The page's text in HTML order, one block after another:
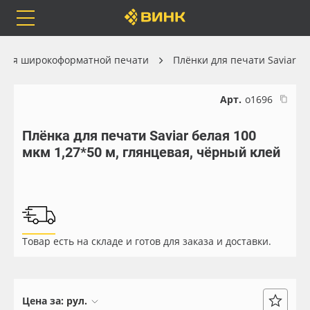
Каталог
Бренды
Доставка
Весь каталог
Самоклеящиеся плёнки
Листовые материалы
широкоформатной печати Плёнки для печати Saviar
Арт. о1696
Плёнка для печати Saviar белая 100
мкм 1,27*50 м, глянцевая, чёрный клей
Товар есть на складе и готов для заказа и доставки.
Цена за: рул.